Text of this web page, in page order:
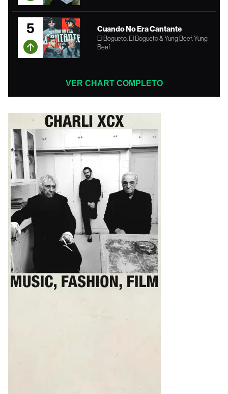
5 Cuando No Era Cantante
El Bogueto, El Bogueto & Yung Beef, Yung
Beef
VER CHART COMPLETO